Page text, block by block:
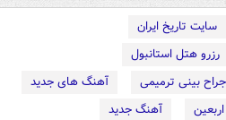
سایت تاریخ ایران
رزرو هتل استانبول
بینی ترمیمی
آهنگ های جدید
آهنگ جدید